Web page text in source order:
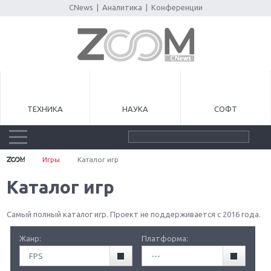
CNews Аналитика Конференции
ТЕХНИКА НАУКА СОФТ
Игры Каталог игр
Каталог игр
Самый полный каталог игр. Проект не поддерживается с 2016 года.
Жанр:
FPS
Платформа:
---